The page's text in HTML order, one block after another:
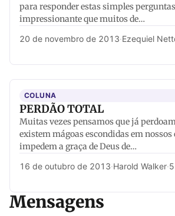
para responder estas simples
impressionante que muitos de…
20 de novembro de 2013·Ezequiel
COLUNA
PERDÃO TOTAL
Muitas vezes pensamos que já
existem mágoas escondidas em nossos
impedem a graça de Deus de…
16 de outubro de 2013·Harold Walker·
Mensagens